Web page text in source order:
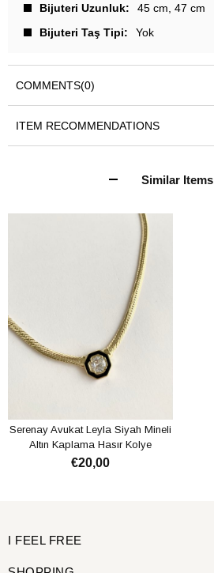
Bijuteri Uzunluk
45 cm 47 cm
Bijuteri Taş Tipi
Yok
COMMENTS(0)
ITEM RECOMMENDATIONS
Similar Items
Serenay Avukat Leyla Siyah Mineli
Altın Kaplama Hasır Kolye
€20,00
I FEEL FREE